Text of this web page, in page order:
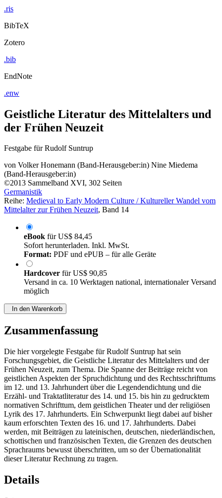
.ris
BibTeX
Zotero
.bib
EndNote
.enw
Geistliche Literatur des Mittelalters und
der Frühen Neuzeit
Festgabe für Rudolf Suntrup
von Volker Honemann (Band-Herausgeber:in) Nine Miedema
(Band-Herausgeber:in)
©2013 Sammelband XVI, 302 Seiten
Germanistik
Reihe: Medieval to Early Modern Culture / Kultureller Wandel vom
Mittelalter zur Frühen Neuzeit, Band 14
eBook fürUS$ 84,45
Sofort herunterladen. Inkl. MwSt.
Format: PDF und ePUB – für alle Geräte
Hardcover fürUS$ 90,85
Versand in ca. 10 Werktagen national, internationaler Versand
möglich
In den Warenkorb
Zusammenfassung
Die hier vorgelegte Festgabe für Rudolf Suntrup hat sein
Forschungsgebiet, die Geistliche Literatur des Mittelalters und der
Frühen Neuzeit, zum Thema. Die Spanne der Beiträge reicht von
geistlichen Aspekten der Spruchdichtung und des Rechtsschrifttums
im 12. und 13. Jahrhundert über die Legendendichtung und die
Erzähl- und Traktatliteratur des 14. und 15. bis hin zu gedrucktem
normativen Schrifttum, dem geistlichen Theater und der religiösen
Lyrik des 17. Jahrhunderts. Ein Schwerpunkt liegt dabei auf bisher
kaum erforschten Texten des 16. und 17. Jahrhunderts. Dabei
werden, mit Beiträgen zu lateinischen, deutschen, niederländischen,
schottischen und französischen Texten, die Grenzen des deutschen
Sprachraums bewusst überschritten, um so der Übernationalität
dieser Literatur Rechnung zu tragen.
Details